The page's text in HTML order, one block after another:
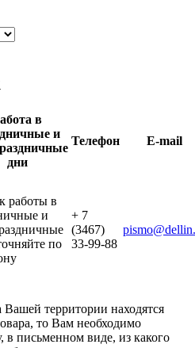
в
и
дни
Телефон E-mail
работы в
и
по
+ 7
(3467)
33-99-88
территории находятся
то Вам необходимо
в письменном виде, из какого